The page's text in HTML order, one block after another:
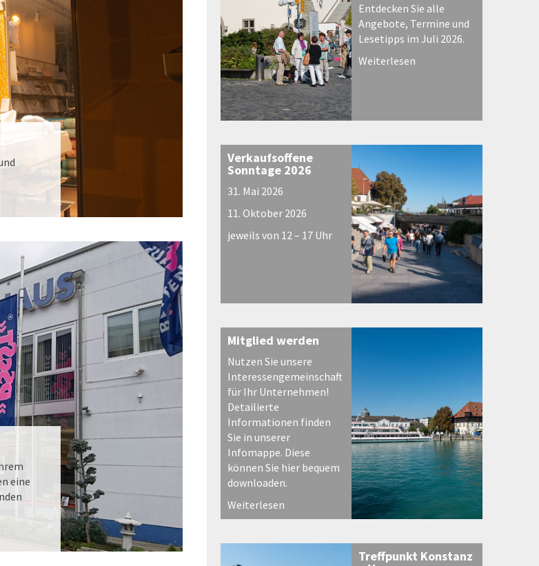
eine
Entdecken Sie alle
Angebote, Termine und
Lesetipps im Juli 2026.
Weiterlesen
Verkaufsoffene
Sonntage 2026
31. Mai 2026
11. Oktober 2026
jeweils von 12 – 17 Uhr
Mitglied werden
Nutzen Sie unsere
Interessengemeinschaft
für Ihr Unternehmen!
Detailierte
Informationen finden
Sie in unserer
Infomappe. Diese
können Sie hier bequem
downloaden.
Weiterlesen
Treffpunkt Konstanz